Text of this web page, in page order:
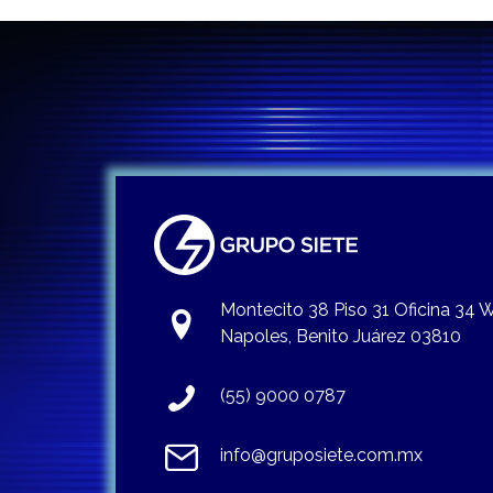
Montecito 38 Piso 31 Oficina 34
Napoles, Benito Juárez 03810
(55) 9000 0787
info@gruposiete.com.mx